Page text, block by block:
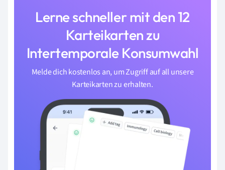
Lerne schneller mit den 12
Karteikarten zu
Intertemporale Konsumwahl
Melde dich kostenlos an, um Zugriff auf all unsere
Karteikarten zu erhalten.